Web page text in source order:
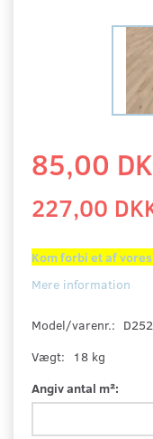
85,00
227,00
Kom forbi et af
Mere information
Model/varenr.:
Vægt:
18 kg
Angiv antal m²: